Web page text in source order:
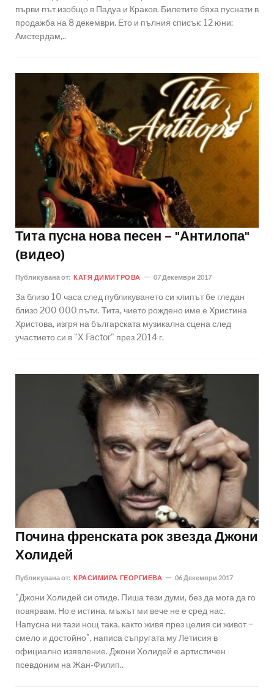
първи път изобщо в Падуа и Краков. Билетите бяха пуснати в
продажба на 8 декември. Ето и пълния списък: 12 юни:
Амстердам,..
Тита пусна нова песен – "Антилопа"
(видео)
Публикувана от: КАТЯ ДИМИТРОВА 07 Декември 2017
За близо 10 часа след публикуването си клипът бе гледан
близо 200 000 пъти. Тита, чието рождено име е Христина
Христова, изгря на българската музикална сцена след
участието си в "X Factor" през 2014 г.
Почина френската рок звезда Джони
Холидей
Публикувана от: КРАСИМИРА ГЕОРГИЕВА 06 Декември 2017
"Джони Холидей си отиде. Пиша тези думи, без да мога да го
повярвам. Но е истина, мъжът ми вече не е сред нас.
Напусна ни тази нощ така, както живя през целия си живот −
смело и достойно", написа съпругата му Летисия в
официално изявление. Джони Холидей е артистичен
псевдоним на Жан-Филип..